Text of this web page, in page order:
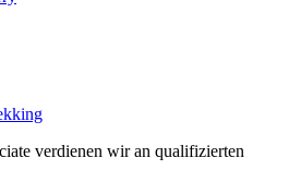
verdienen wir an qualifizierten